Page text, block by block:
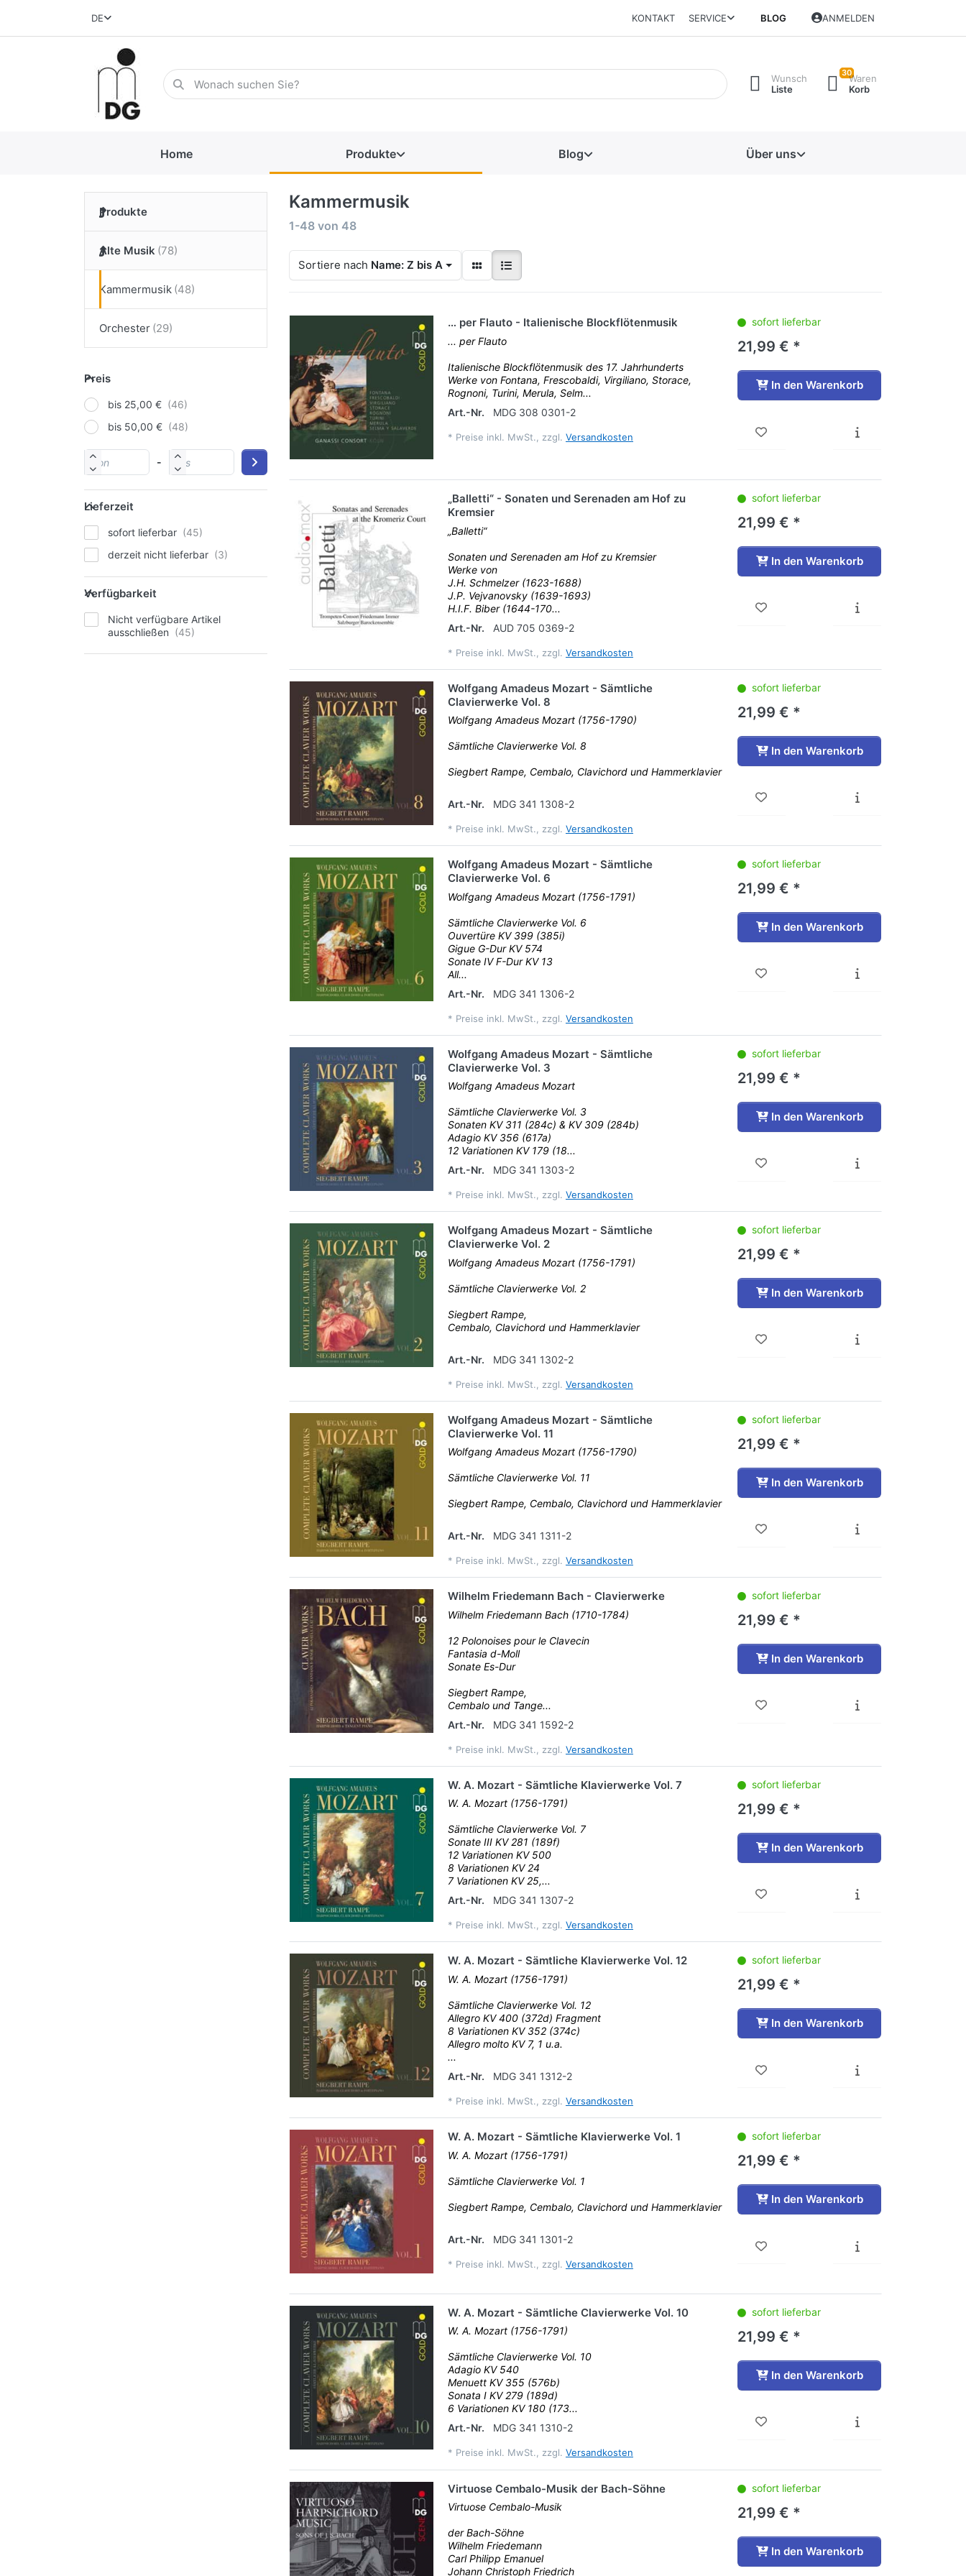
DE KONTAKT SERVICE BLOG ANMELDEN
Wunsch
Liste
30Waren
Korb
Home Produkte Blog Über uns
Produkte
Alte Musik
Kammermusik
Orchester
Preis
bis 25,00 €
bis 50,00 €
-
Lieferzeit
sofort lieferbar
derzeit nicht lieferbar
Verfügbarkeit
Nicht verfügbare Artikel
ausschließen
Kammermusik
1-48 von 48
Sortiere nach Name: Z bis A
… per Flauto - Italienische Blockflötenmusik
... per Flauto
Italienische Blockflötenmusik des 17. Jahrhunderts
Werke von Fontana, Frescobaldi, Virgiliano, Storace,
Rognoni, Turini, Merula, Selm...
Art.-Nr.
MDG 308 0301-2
* Preise inkl. MwSt., zzgl. Versandkosten
sofort lieferbar
21,99 € *
In den Warenkorb
„Balletti“ - Sonaten und Serenaden am Hof zu
Kremsier
„Balletti“
Sonaten und Serenaden am Hof zu Kremsier
Werke von
J.H. Schmelzer (1623-1688)
J.P. Vejvanovsky (1639-1693)
H.I.F. Biber (1644-170...
Art.-Nr.
AUD 705 0369-2
* Preise inkl. MwSt., zzgl. Versandkosten
sofort lieferbar
21,99 € *
In den Warenkorb
Wolfgang Amadeus Mozart - Sämtliche
Clavierwerke Vol. 8
Wolfgang Amadeus Mozart (1756-1790)
Sämtliche Clavierwerke Vol. 8
Siegbert Rampe, Cembalo, Clavichord und Hammerklavier
Art.-Nr. MDG 341 1308-2
* Preise inkl. MwSt., zzgl. Versandkosten
sofort lieferbar
21,99 € *
In den Warenkorb
Wolfgang Amadeus Mozart - Sämtliche
Clavierwerke Vol. 6
Wolfgang Amadeus Mozart (1756-1791)
Sämtliche Clavierwerke Vol. 6
Ouvertüre KV 399 (385i)
Gigue G-Dur KV 574
Sonate IV F-Dur KV 13
All...
Art.-Nr.
MDG 341 1306-2
* Preise inkl. MwSt., zzgl. Versandkosten
sofort lieferbar
21,99 € *
In den Warenkorb
Wolfgang Amadeus Mozart - Sämtliche
Clavierwerke Vol. 3
Wolfgang Amadeus Mozart
Sämtliche Clavierwerke Vol. 3
Sonaten KV 311 (284c) & KV 309 (284b)
Adagio KV 356 (617a)
12 Variationen KV 179 (18...
Art.-Nr.
MDG 341 1303-2
* Preise inkl. MwSt., zzgl. Versandkosten
sofort lieferbar
21,99 € *
In den Warenkorb
Wolfgang Amadeus Mozart - Sämtliche
Clavierwerke Vol. 2
Wolfgang Amadeus Mozart (1756-1791)
Sämtliche Clavierwerke Vol. 2
Siegbert Rampe,
Cembalo, Clavichord und Hammerklavier
Art.-Nr. MDG 341 1302-2
* Preise inkl. MwSt., zzgl. Versandkosten
sofort lieferbar
21,99 € *
In den Warenkorb
Wolfgang Amadeus Mozart - Sämtliche
Clavierwerke Vol. 11
Wolfgang Amadeus Mozart (1756-1790)
Sämtliche Clavierwerke Vol. 11
Siegbert Rampe, Cembalo, Clavichord und Hammerklavier
Art.-Nr. MDG 341 1311-2
* Preise inkl. MwSt., zzgl. Versandkosten
sofort lieferbar
21,99 € *
In den Warenkorb
Wilhelm Friedemann Bach - Clavierwerke
Wilhelm Friedemann Bach (1710-1784)
12 Polonoises pour le Clavecin
Fantasia d-Moll
Sonate Es-Dur
Siegbert Rampe,
Cembalo und Tange...
Art.-Nr.
MDG 341 1592-2
* Preise inkl. MwSt., zzgl. Versandkosten
sofort lieferbar
21,99 € *
In den Warenkorb
W. A. Mozart - Sämtliche Klavierwerke Vol. 7
W. A. Mozart (1756-1791)
Sämtliche Clavierwerke Vol. 7
Sonate III KV 281 (189f)
12 Variationen KV 500
8 Variationen KV 24
7 Variationen KV 25,...
Art.-Nr.
MDG 341 1307-2
* Preise inkl. MwSt., zzgl. Versandkosten
sofort lieferbar
21,99 € *
In den Warenkorb
W. A. Mozart - Sämtliche Klavierwerke Vol. 12
W. A. Mozart (1756-1791)
Sämtliche Clavierwerke Vol. 12
Allegro KV 400 (372d) Fragment
8 Variationen KV 352 (374c)
Allegro molto KV 7, 1 u.a.
...
Art.-Nr.
MDG 341 1312-2
* Preise inkl. MwSt., zzgl. Versandkosten
sofort lieferbar
21,99 € *
In den Warenkorb
W. A. Mozart - Sämtliche Klavierwerke Vol. 1
W. A. Mozart (1756-1791)
Sämtliche Clavierwerke Vol. 1
Siegbert Rampe, Cembalo, Clavichord und Hammerklavier
Art.-Nr. MDG 341 1301-2
* Preise inkl. MwSt., zzgl. Versandkosten
sofort lieferbar
21,99 € *
In den Warenkorb
W. A. Mozart - Sämtliche Clavierwerke Vol. 10
W. A. Mozart (1756-1791)
Sämtliche Clavierwerke Vol. 10
Adagio KV 540
Menuett KV 355 (576b)
Sonata I KV 279 (189d)
6 Variationen KV 180 (173...
Art.-Nr.
MDG 341 1310-2
* Preise inkl. MwSt., zzgl. Versandkosten
sofort lieferbar
21,99 € *
In den Warenkorb
Virtuose Cembalo-Musik der Bach-Söhne
Virtuose Cembalo-Musik
der Bach-Söhne
Wilhelm Friedemann
Carl Philipp Emanuel
Johann Christoph Friedrich
sofort lieferbar
21,99 € *
In den Warenkorb